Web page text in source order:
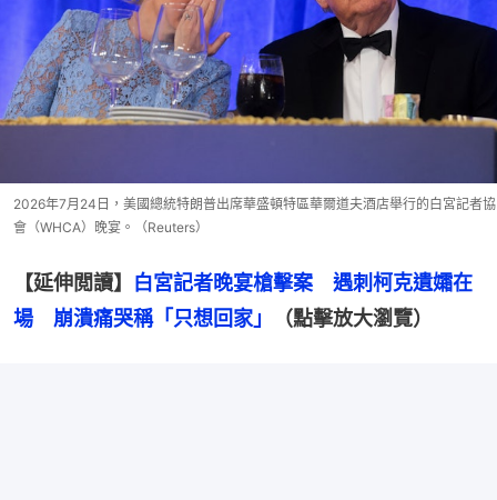
2026年7月24日，美國總統特朗普出席華盛頓特區華爾道夫酒店舉行的白宮記者協
會（WHCA）晚宴。（Reuters）
【延伸閲讀】 白宮記者晚宴槍擊案　遇刺柯克遺孀在
場　崩潰痛哭稱「只想回家」
（點擊放大瀏覽）